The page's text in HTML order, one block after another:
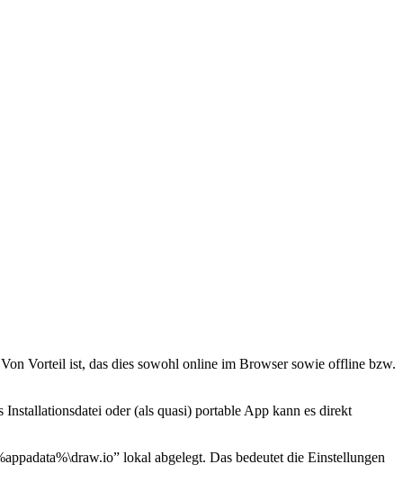
Vorteil ist, das dies sowohl online im Browser sowie offline bzw.
Installationsdatei oder (als quasi) portable App kann es direkt
lokal abgelegt. Das bedeutet die Einstellungen